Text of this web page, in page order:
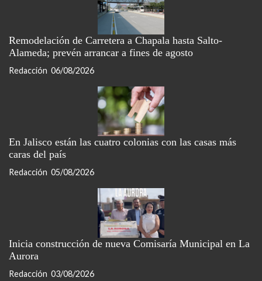
Remodelación de Carretera a Chapala hasta Salto-
Alameda; prevén arrancar a fines de agosto
Redacción 06/08/2026
En Jalisco están las cuatro colonias con las casas más
caras del país
Redacción 05/08/2026
Inicia construcción de nueva Comisaría Municipal en La
Aurora
Redacción 03/08/2026